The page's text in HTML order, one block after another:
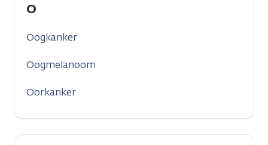
O
Oogkanker
Oogmelanoom
Oorkanker